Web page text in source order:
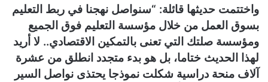
واختتمت حديثها قائلة: “سنواصل نهجنا في ربط التعليم
بسوق العمل من خلال مؤسسة التعليم فوق الجميع
ومؤسسة صلتك التي تعنى بالتمكين الاقتصادي.. لا أريد
لهذا الحديث ختاما، بل هو بدء متجدد انطلق من عشرة
آلاف منحة دراسية شكلت نموذجا يحتذى نواصل السير